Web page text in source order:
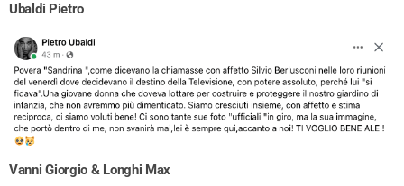
Ubaldi Pietro
Vanni Giorgio & Longhi Max